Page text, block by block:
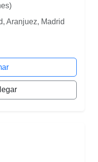
Aranjuez, Madrid